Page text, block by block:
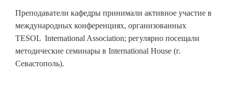
Преподаватели кафедры принимали активное участие в
международных конференциях, организованных
TESOL International Association; регулярно посещали
методические семинары в International House (г.
Севастополь).